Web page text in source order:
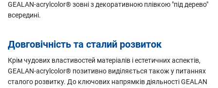
GEALAN-acrylcolor® зовні з декоративною плівкою "під дерево"
всередині.
Довговічність та сталий розвиток
Крім чудових властивостей матеріалів і естетичних аспектів,
GEALAN-acrylcolor® позитивно виділяється також у питаннях
сталого розвитку. До ключових напрямків діяльності GEALAN